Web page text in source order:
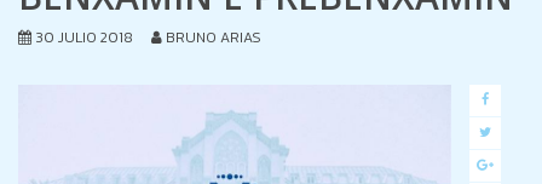
30 JULIO 2018 BRUNO ARIAS